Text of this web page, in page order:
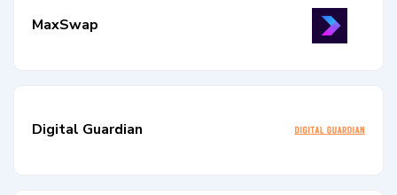
MaxSwap
Digital Guardian